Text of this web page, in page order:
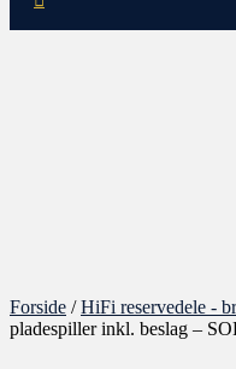
Forside /HiFi reservedele -
pladespiller inkl. beslag –